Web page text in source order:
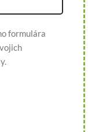
formulára